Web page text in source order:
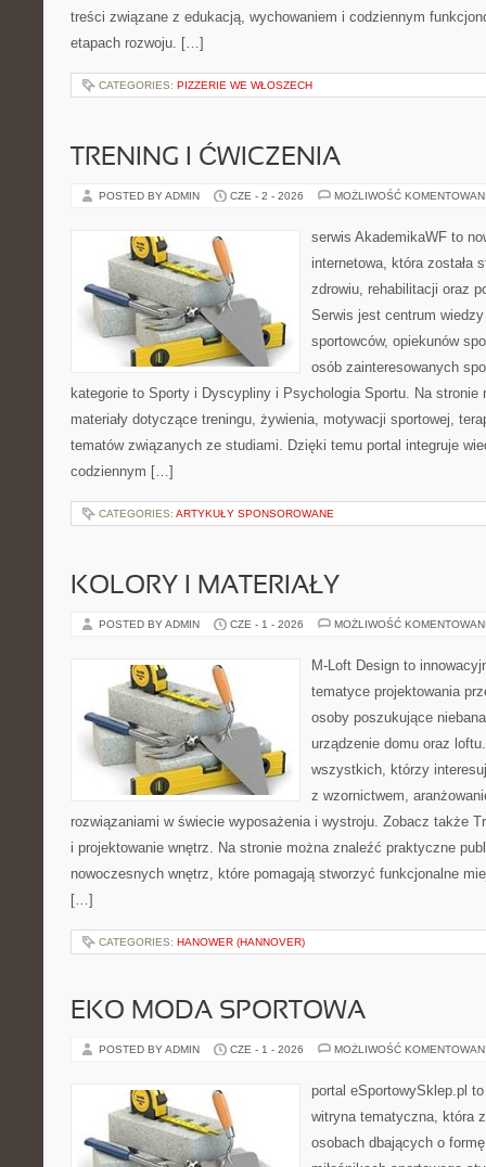
treści związane z edukacją, wychowaniem i codziennym
etapach rozwoju. […]
CATEGORIES: PIZZERIE WE WŁOSZECH
TRENING I ĆWICZENIA
POSTED BY ADMIN CZE - 2 - 2026 MOŻLIWOŚĆ
serwis AkademikaWF to
internetowa, która została
zdrowiu, rehabilitacji oraz
Serwis jest centrum
sportowców, opiekunów
osób zainteresowanych
kategorie to Sporty i Dyscypliny i Psychologia Sportu. Na stronie
materiały dotyczące treningu, żywienia, motywacji sportowej,
tematów związanych ze studiami. Dzięki temu portal integruje
codziennym […]
CATEGORIES: ARTYKUŁY SPONSOROWANE
KOLORY I MATERIAŁY
POSTED BY ADMIN CZE - 1 - 2026 MOŻLIWOŚĆ
M-Loft Design to
tematyce projektowania
osoby poszukujące
urządzenie domu oraz
wszystkich, którzy
z wzornictwem,
rozwiązaniami w świecie wyposażenia i wystroju. Zobacz także
i projektowanie wnętrz. Na stronie można znaleźć praktyczne
nowoczesnych wnętrz, które pomagają stworzyć funkcjonalne
[…]
CATEGORIES: HANOWER (HANNOVER)
EKO MODA SPORTOWA
POSTED BY ADMIN CZE - 1 - 2026 MOŻLIWOŚĆ
portal eSportowySklep.pl
witryna tematyczna, która
osobach dbających o